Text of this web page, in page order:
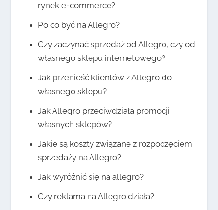
rynek e-commerce?
Po co być na Allegro?
Czy zaczynać sprzedaż od Allegro, czy od
własnego sklepu internetowego?
Jak przenieść klientów z Allegro do
własnego sklepu?
Jak Allegro przeciwdziała promocji
własnych sklepów?
Jakie są koszty związane z rozpoczęciem
sprzedaży na Allegro?
Jak wyróżnić się na allegro?
Czy reklama na Allegro działa?